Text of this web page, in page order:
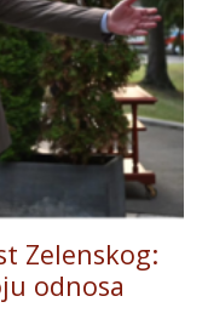
Zelenskog:
odnosa